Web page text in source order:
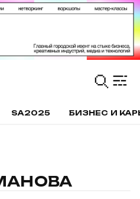
SA2025 БИЗНЕС И